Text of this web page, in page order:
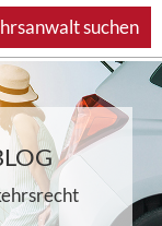
suchen